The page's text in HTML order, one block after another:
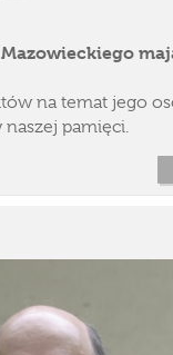
na temat jego
pamięci.